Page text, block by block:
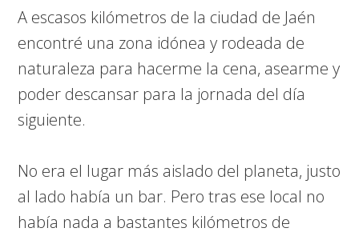
A escasos kilómetros de la ciudad de Jaén
encontré una zona idónea y rodeada de
naturaleza para hacerme la cena, asearme y
poder descansar para la jornada del día
siguiente.
No era el lugar más aislado del planeta, justo
al lado había un bar. Pero tras ese local no
había nada a bastantes kilómetros de